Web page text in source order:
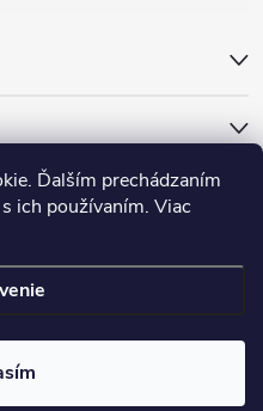
Ďalším prechádzaním
ich používaním. Viac
Bachovykapky
. Všetky práva vyhradené.